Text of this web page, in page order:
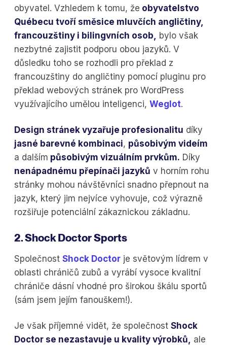
obyvatel. Vzhledem k tomu, že obyvatelstvo
Québecu tvoří směsice mluvčích angličtiny,
francouzštiny i bilingvních osob,
bylo však
nezbytné zajistit podporu obou jazyků. V
důsledku toho se rozhodli pro překlad z
francouzštiny do angličtiny pomocí pluginu pro
překlad webových stránek pro WordPress
využívajícího umělou inteligenci, Weglot.
Design stránek vyzařuje profesionalitu díky
jasné barevné kombinaci, působivým videím
a dalším působivým vizuálním prvkům. Díky
nenápadnému přepínači jazyků v horním rohu
stránky mohou návštěvníci snadno přepnout na
jazyk, který jim nejvíce vyhovuje, což výrazně
rozšiřuje potenciální zákaznickou základnu.
2. Shock Doctor Sports
Společnost Shock Doctor je světovým lídrem v
oblasti chráničů zubů a vyrábí vysoce kvalitní
chrániče dásní vhodné pro širokou škálu sportů
(sám jsem jejím fanouškem!).
Je však příjemné vidět, že společnost Shock
Doctor se nezastavuje u kvality výrobků,
ale